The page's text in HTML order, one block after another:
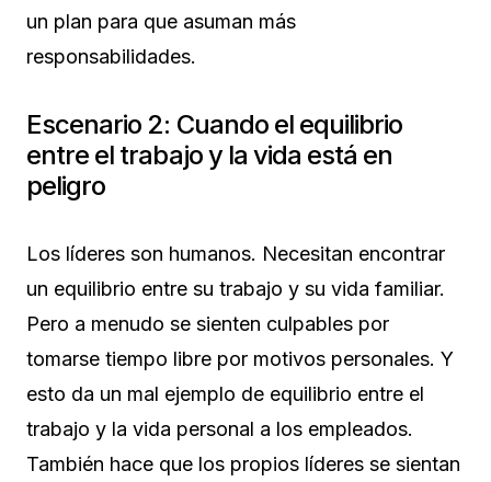
un plan para que asuman más
responsabilidades.
Escenario 2: Cuando el equilibrio
entre el trabajo y la vida está en
peligro
Los líderes son humanos. Necesitan encontrar
un equilibrio entre su trabajo y su vida familiar.
Pero a menudo se sienten culpables por
tomarse tiempo libre por motivos personales. Y
esto da un mal ejemplo de equilibrio entre el
trabajo y la vida personal a los empleados.
También hace que los propios líderes se sientan